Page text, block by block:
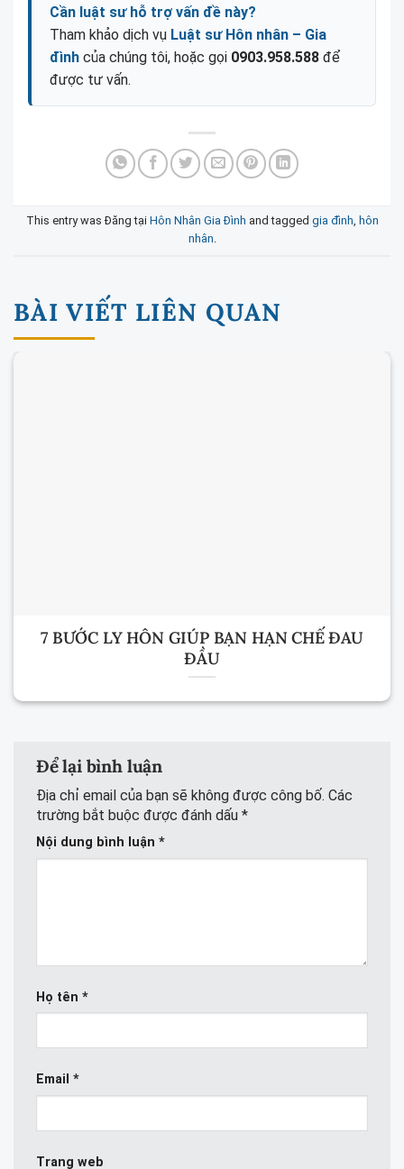
Cần luật sư hỗ trợ vấn đề này?
Tham khảo dịch vụ Luật sư Hôn nhân – Gia
đình của chúng tôi, hoặc gọi 0903.958.588 để
được tư vấn.
This entry was Đăng tại Hôn Nhân Gia Đình and tagged gia đình, hôn
nhân.
BÀI VIẾT LIÊN QUAN
7 BƯỚC LY HÔN GIÚP BẠN HẠN CHẾ ĐAU
ĐẦU
Để lại bình luận
Địa chỉ email của bạn sẽ không được công bố. Các
trường bắt buộc được đánh dấu *
Nội dung bình luận *
Họ tên *
Email *
Trang web